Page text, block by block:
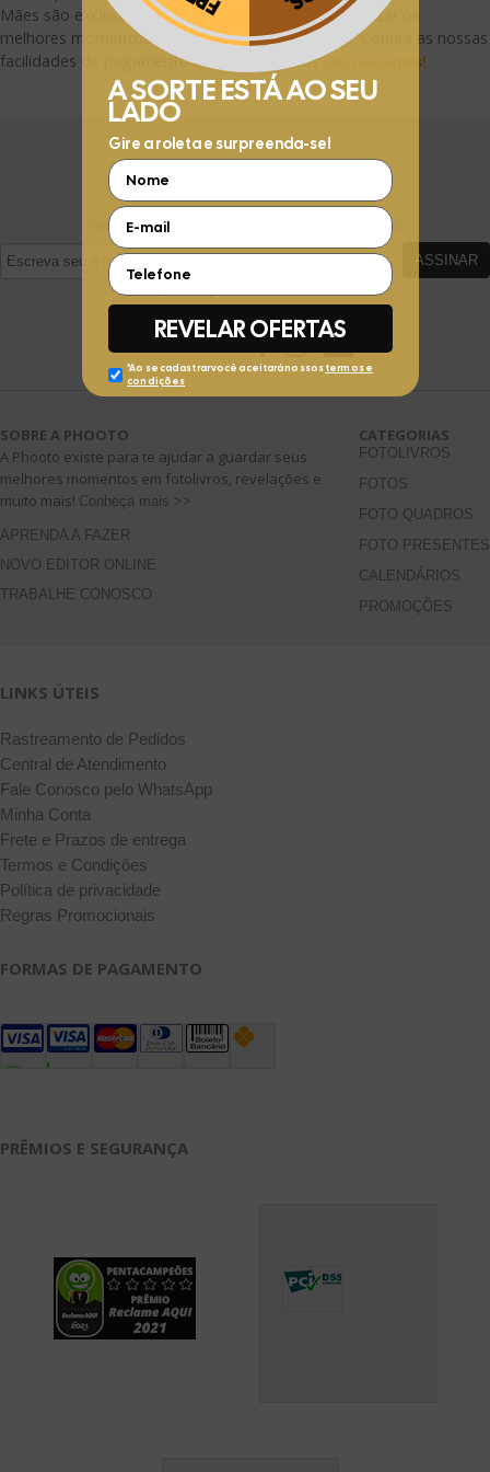
Mães são exclusivas e autênticas, capazes de eternizar os
melhores momentos e outras ocasiões especiais. Confira as nossas
facilidades de pagamento e peça já os seusfoto presentes!
Receba ofertas exclusivas da Phooto no seu e-mail
ASSINAR
Aproveite e receba as novidades e ofertas exclusivas da
SOBRE A PHOOTO
A Phooto existe para te ajudar a guardar seus
melhores momentos em fotolivros, revelações e
muito mais! Conheça mais >>
APRENDA A FAZER
NOVO EDITOR ONLINE
TRABALHE CONOSCO
CATEGORIAS
FOTOLIVROS
FOTOS
FOTO QUADROS
FOTO PRESENTES
CALENDÁRIOS
PROMOÇÕES
LINKS ÚTEIS
Rastreamento de Pedidos
Central de Atendimento
Fale Conosco pelo WhatsApp
Minha Conta
Frete e Prazos de entrega
Termos e Condições
Política de privacidade
Regras Promocionais
FORMAS DE PAGAMENTO
PRÊMIOS E SEGURANÇA